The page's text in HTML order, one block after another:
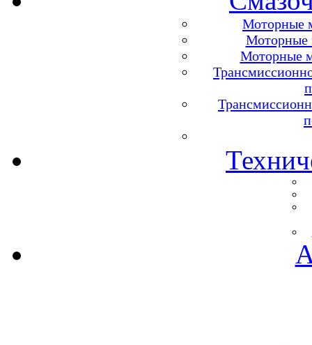
Моторные
Моторные
Моторные